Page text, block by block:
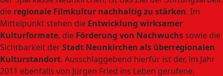
die regionale Filmkultur nachhaltig zu stärken. Im
Mittelpunkt stehen die Entwicklung wirksamer
Kulturformate, die Förderung von Nachwuchssowie die
Sichtbarkeit derStadt Neunkirchen als überregionalen
Kulturstandort. Ausschlaggebend hierfür ist der, im Jahr
2011 ebenfalls von Jürgen Fried ins Leben gerufene,